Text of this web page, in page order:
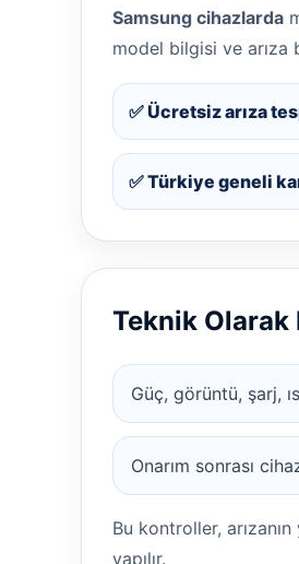
Samsung cihazlarda
model bilgisi ve
✅ Ücretsiz arıza
✅ Türkiye geneli
Teknik
Güç, görüntü, şarj,
Onarım sonrası
Bu kontroller,
yapılır.